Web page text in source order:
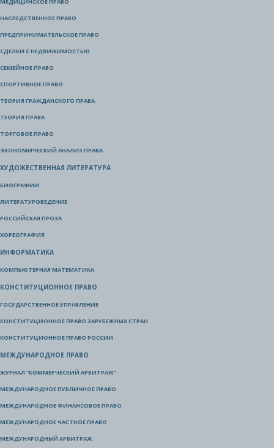
НАСЛЕДСТВЕННОЕ ПРАВО
ПРЕДПРИНИМАТЕЛЬСКОЕ ПРАВО
СДЕЛКИ С НЕДВИЖИМОСТЬЮ
СЕМЕЙНОЕ ПРАВО
СПОРТИВНОЕ ПРАВО
ТЕОРИЯ ГРАЖДАНСКОГО ПРАВА
ТЕОРИЯ ПРАВА
ТОРГОВОЕ ПРАВО
ЭКОНОМИЧЕСКИЙ АНАЛИЗ ПРАВА
ХУДОЖЕСТВЕННАЯ ЛИТЕРАТУРА
БИОГРАФИИ
ЛИТЕРАТУРОВЕДЕНИЕ
РОССИЙСКАЯ ПРОЗА
ХОРЕОГРАФИЯ
ИНФОРМАТИКА
КОМПЬЮТЕРНАЯ МАТЕМАТИКА
КОНСТИТУЦИОННОЕ ПРАВО
ГОСУДАРСТВЕННОЕ УПРАВЛЕНИЕ
КОНСТИТУЦИОННОЕ ПРАВО ЗАРУБЕЖНЫХ СТРАН
КОНСТИТУЦИОННОЕ ПРАВО РОССИИ
МЕЖДУНАРОДНОЕ ПРАВО
ЖУРНАЛ "КОММЕРЧЕСКИЙ АРБИТРАЖ"
МЕЖДУНАРОДНОЕ ПУБЛИЧНОЕ ПРАВО
МЕЖДУНАРОДНОЕ ФИНАНСОВОЕ ПРАВО
МЕЖДУНАРОДНОЕ ЧАСТНОЕ ПРАВО
МЕЖДУНАРОДНЫЙ АРБИТРАЖ